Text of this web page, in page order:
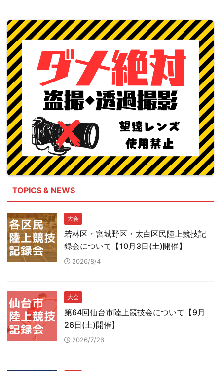
TOPICS & NEWS
大会
若林区・宮城野区・太白区民陸上競技記
録会について【10月3日(土)開催】
2026/8/4
大会
第64回仙台市陸上競技会について【9月
26日(土)開催】
2026/7/26